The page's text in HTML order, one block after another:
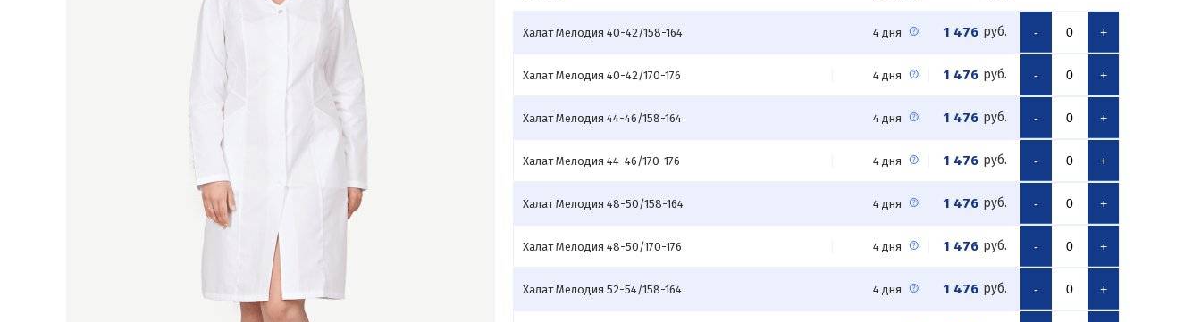
Халат Мелодия 40-42/158-164 4 дня 1 476 руб. - +
Халат Мелодия 40-42/170-176 4 дня 1 476 руб. - +
Халат Мелодия 44-46/158-164 4 дня 1 476 руб. - +
Халат Мелодия 44-46/170-176 4 дня 1 476 руб. - +
Халат Мелодия 48-50/158-164 4 дня 1 476 руб. - +
Халат Мелодия 48-50/170-176 4 дня 1 476 руб. - +
Халат Мелодия 52-54/158-164 4 дня 1 476 руб. - +